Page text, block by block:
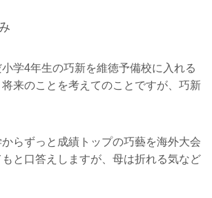
学4年生の巧新を維徳予備校に入れる
来のことを考えてのことですが、巧新
らずっと成績トップの巧藝を海外大会
と口答えしますが、母は折れる気など